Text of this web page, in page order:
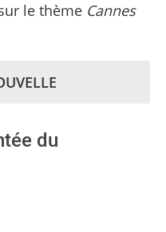
le thème Cannes
du